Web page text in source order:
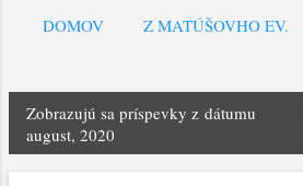
DOMOV Z MATÚŠOVHO EV.
r
Zobrazujú sa príspevky z dátumu
august, 2020